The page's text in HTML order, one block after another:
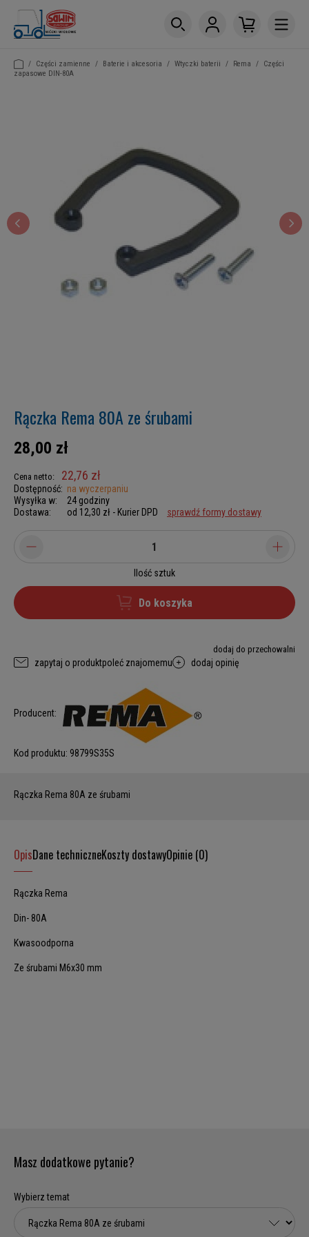
/ Części zamienne / Baterie i akcesoria / Wtyczki baterii / Rema /
Części
zapasowe DIN-80A
Rączka Rema 80A ze śrubami
28,00 zł
Cena netto: 22,76 zł
Dostępność: na wyczerpaniu
Wysyłka w:
24 godziny
Dostawa:
od 12,30 zł - Kurier DPD sprawdź formy dostawy
Ilość sztuk
Do koszyka
dodaj do przechowalni
zapytaj o produktpoleć znajomemu dodaj opinię
Producent:
Kod produktu: 98799S35S
Rączka Rema 80A ze śrubami
OpisDane techniczneKoszty dostawyOpinie (0)
Rączka Rema
Din- 80A
Kwasoodporna
Ze śrubami M6x30 mm
Masz dodatkowe pytanie?